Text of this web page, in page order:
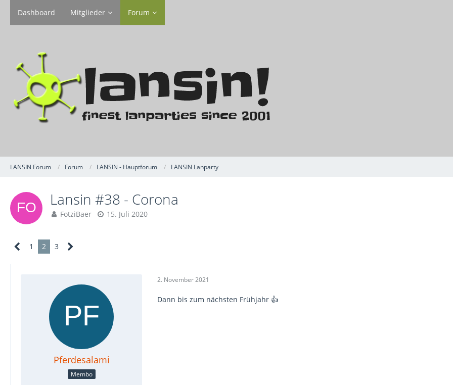
Dashboard Mitglieder Forum
LANSIN Forum Forum LANSIN - Hauptforum LANSIN Lanparty
Lansin #38 - Corona
FotziBaer 15. Juli 2020
1 2 3
Pferdesalami
Membo
2. November 2021
Dann bis zum nächsten Frühjahr 👍